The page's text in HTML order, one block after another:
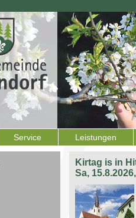
Service Leistungen
Kirtag is in
Sa,